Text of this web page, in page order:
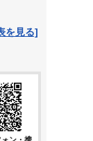
を見る]